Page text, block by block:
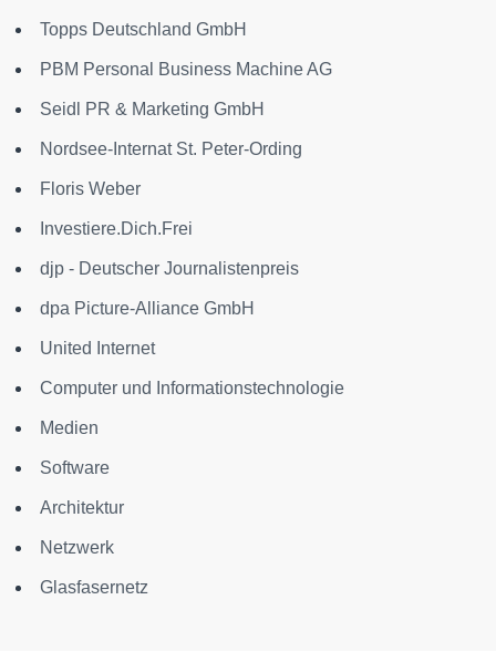
Topps Deutschland GmbH
PBM Personal Business Machine AG
Seidl PR & Marketing GmbH
Nordsee-Internat St. Peter-Ording
Floris Weber
Investiere.Dich.Frei
djp - Deutscher Journalistenpreis
dpa Picture-Alliance GmbH
United Internet
Computer und Informationstechnologie
Medien
Software
Architektur
Netzwerk
Glasfasernetz